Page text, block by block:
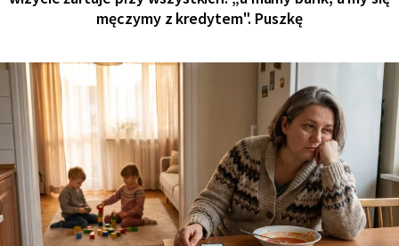
męczymy z kredytem". Puszkę